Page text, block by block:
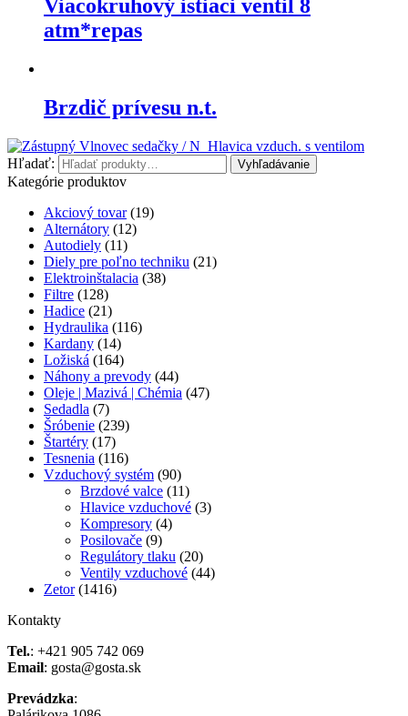
Viacokruhový istiaci ventil 8
atm*repas
Brzdič prívesu n.t.
Vlnovec sedačky / N Hlavica vzduch. s ventilom
Hľadať:
Vyhľadávanie
Kategórie produktov
Akciový tovar (19)
Alternátory (12)
Autodiely (11)
Diely pre poľno techniku (21)
Elektroinštalacia (38)
Filtre (128)
Hadice (21)
Hydraulika (116)
Kardany (14)
Ložiská (164)
Náhony a prevody (44)
Oleje | Mazivá | Chémia (47)
Sedadla (7)
Šróbenie (239)
Štartéry (17)
Tesnenia (116)
Vzduchový systém (90)
Brzdové valce (11)
Hlavice vzduchové (3)
Kompresory (4)
Posilovače (9)
Regulátory tlaku (20)
Ventily vzduchové (44)
Zetor (1416)
Kontakty
Tel.: +421 905 742 069
Email: gosta@gosta.sk
Prevádzka: